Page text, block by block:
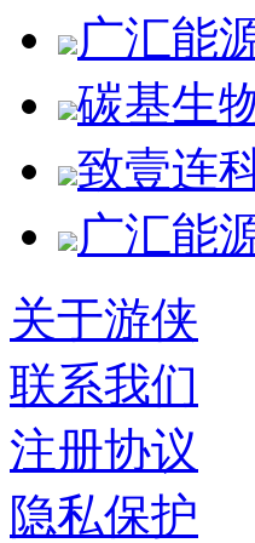
广汇能
碳基生
致壹连
广汇能
关于游侠
联系我们
注册协议
隐私保护